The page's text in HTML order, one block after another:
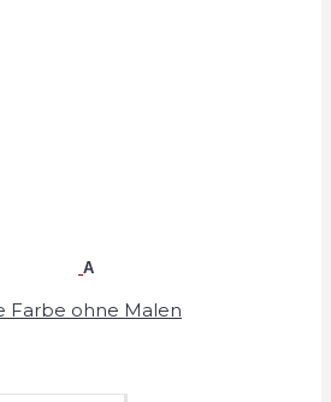
A
Farbe ohne Malen